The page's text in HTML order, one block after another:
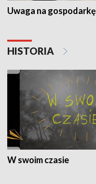
Uwaga na gospodarkę
HISTORIA
W swoim czasie